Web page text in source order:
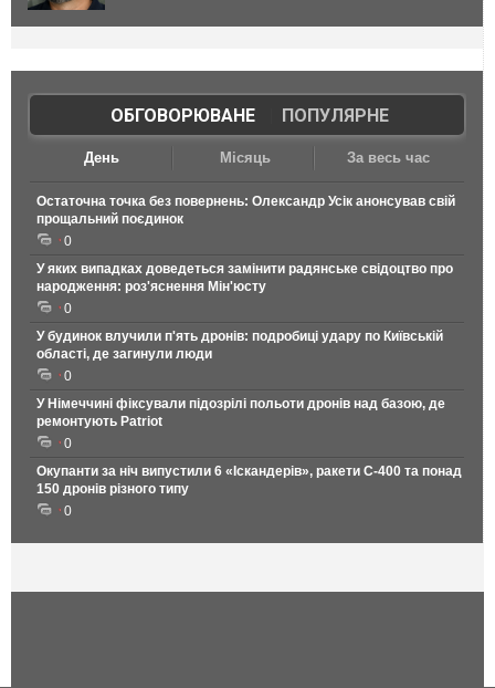
ОБГОВОРЮВАНЕ| ПОПУЛЯРНЕ
День Місяць За весь час
Остаточна точка без повернень: Олександр Усік анонсував свій
прощальний поєдинок
0
У яких випадках доведеться замінити радянське свідоцтво про
народження: роз'яснення Мін'юсту
0
У будинок влучили п'ять дронів: подробиці удару по Київській
області, де загинули люди
0
У Німеччині фіксували підозрілі польоти дронів над базою, де
ремонтують Patriot
0
Окупанти за ніч випустили 6 «Іскандерів», ракети С-400 та понад
150 дронів різного типу
0